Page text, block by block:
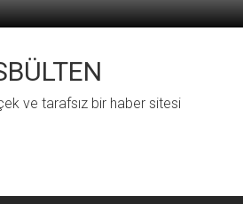
ve tarafsız bir haber sitesi